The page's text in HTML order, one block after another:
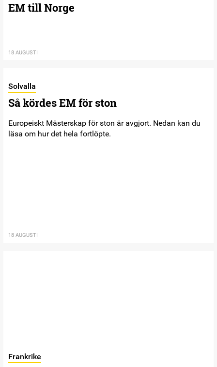
EM till Norge
18 AUGUSTI
Solvalla
Så kördes EM för ston
Europeiskt Mästerskap för ston är avgjort. Nedan kan du
läsa om hur det hela fortlöpte.
18 AUGUSTI
Frankrike